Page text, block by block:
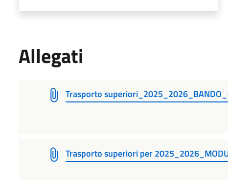
Allegati
Trasporto
Trasporto superiori per